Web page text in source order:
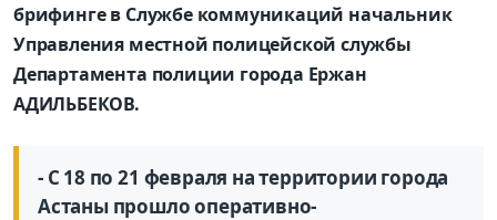
брифинге в Службе коммуникаций начальник
Управления местной полицейской службы
Департамента полиции города Ержан
АДИЛЬБЕКОВ.
- С 18 по 21 февраля на территории города
Астаны прошло оперативно-